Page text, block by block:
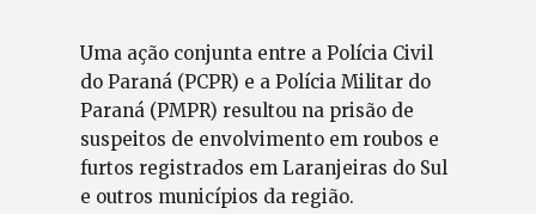
Uma ação conjunta entre a Polícia Civil
do Paraná (PCPR) e a Polícia Militar do
Paraná (PMPR) resultou na prisão de
suspeitos de envolvimento em roubos e
furtos registrados em Laranjeiras do Sul
e outros municípios da região.